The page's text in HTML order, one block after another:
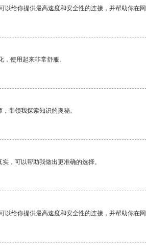
以给你提供最高速度和安全性的连接，并帮助你在网
使用起来非常舒服。
带领我探索知识的奥秘。
，可以帮助我做出更准确的选择。
以给你提供最高速度和安全性的连接，并帮助你在网